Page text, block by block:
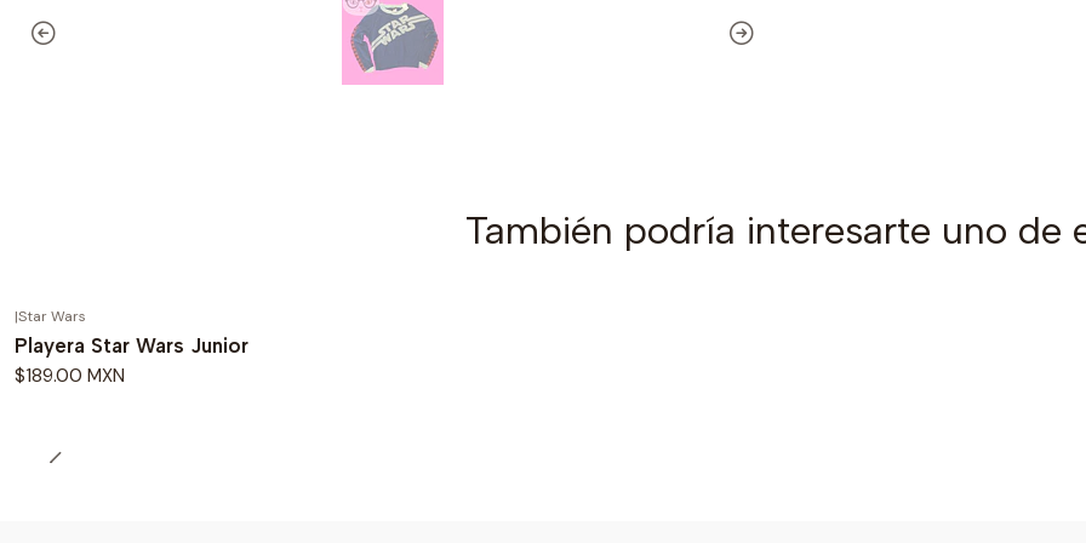
También podría interesarte uno de
|Star Wars
Playera Star Wars Junior
$189.00 MXN